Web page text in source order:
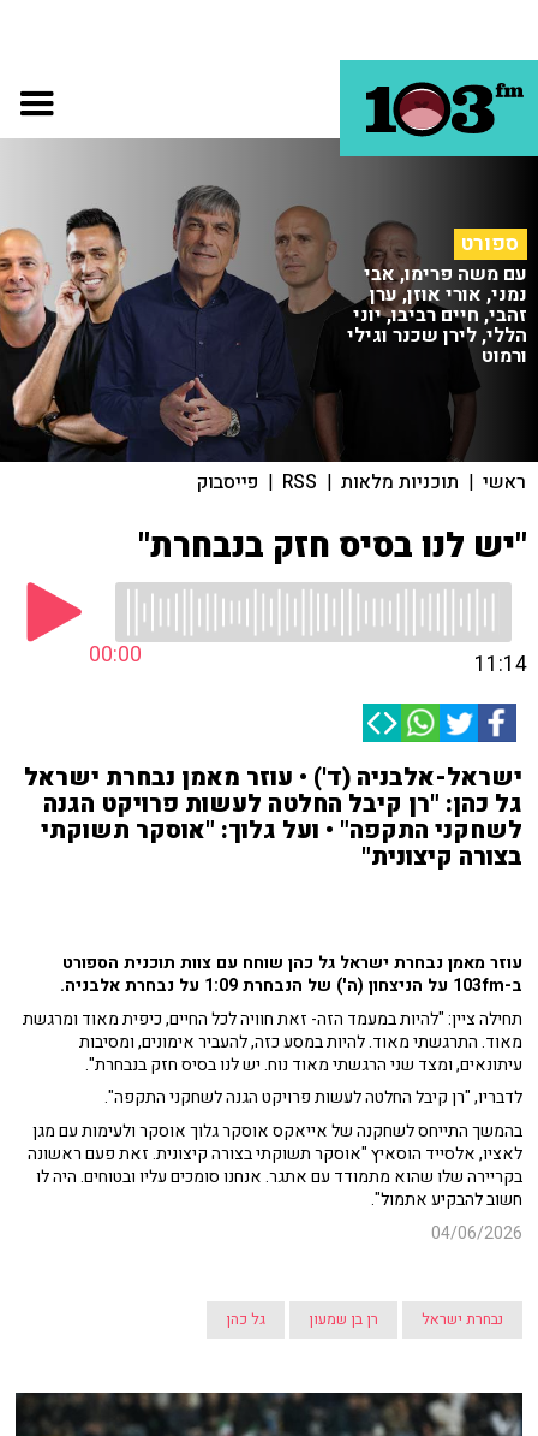
ספורט
עם משה פרימו, אבי
נמני, אורי אוזן, ערן
זהבי, חיים רביבו, יוני
הללי, לירן שכנר וגילי
ורמוט
ראשי | תוכניות מלאות |
RSS
| פייסבוק
"יש לנו בסיס חזק בנבחרת"
00:00 11:14
ישראל-אלבניה (ד') • עוזר מאמן נבחרת ישראל
גל כהן: "רן קיבל החלטה לעשות פרויקט הגנה
לשחקני התקפה" • ועל גלוך: "אוסקר תשוקתי
בצורה קיצונית"
עוזר מאמן נבחרת ישראל גל כהן שוחח עם צוות תוכנית הספורט
ב-103fm על הניצחון (ה') של הנבחרת 1:09 על נבחרת אלבניה.
תחילה ציין: "להיות במעמד הזה- זאת חוויה לכל החיים, כיפית מאוד ומרגשת
מאוד. התרגשתי מאוד. להיות במסע כזה, להעביר אימונים, ומסיבות
עיתונאים, ומצד שני הרגשתי מאוד נוח. יש לנו בסיס חזק בנבחרת".
לדבריו, "רן קיבל החלטה לעשות פרויקט הגנה לשחקני התקפה".
בהמשך התייחס לשחקנה של אייאקס אוסקר גלוך אוסקר ולעימות עם מגן
לאציו, אלסייד הוסאיץ "אוסקר תשוקתי בצורה קיצונית. זאת פעם ראשונה
בקריירה שלו שהוא מתמודד עם אתגר. אנחנו סומכים עליו ובטוחים. היה לו
חשוב להבקיע אתמול".
04/06/2026
נבחרת ישראל רן בן שמעון גל כהן